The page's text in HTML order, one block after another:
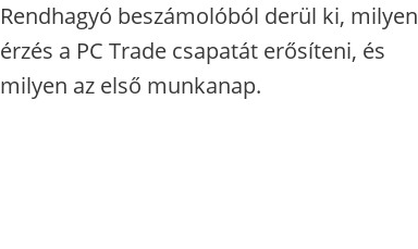
Rendhagyó beszámolóból derül ki, milyen
érzés a PC Trade csapatát erősíteni, és
milyen az első munkanap.